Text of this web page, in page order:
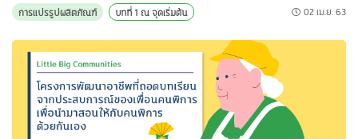
การแปรรูปผลิตภัณฑ์
บทที่ 1 ณ จุดเริ่มต้น 02 เม.ย. 63